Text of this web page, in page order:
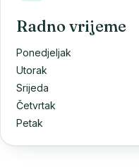
Radno vrijeme
Ponedjeljak
Utorak
Srijeda
Četvrtak
Petak